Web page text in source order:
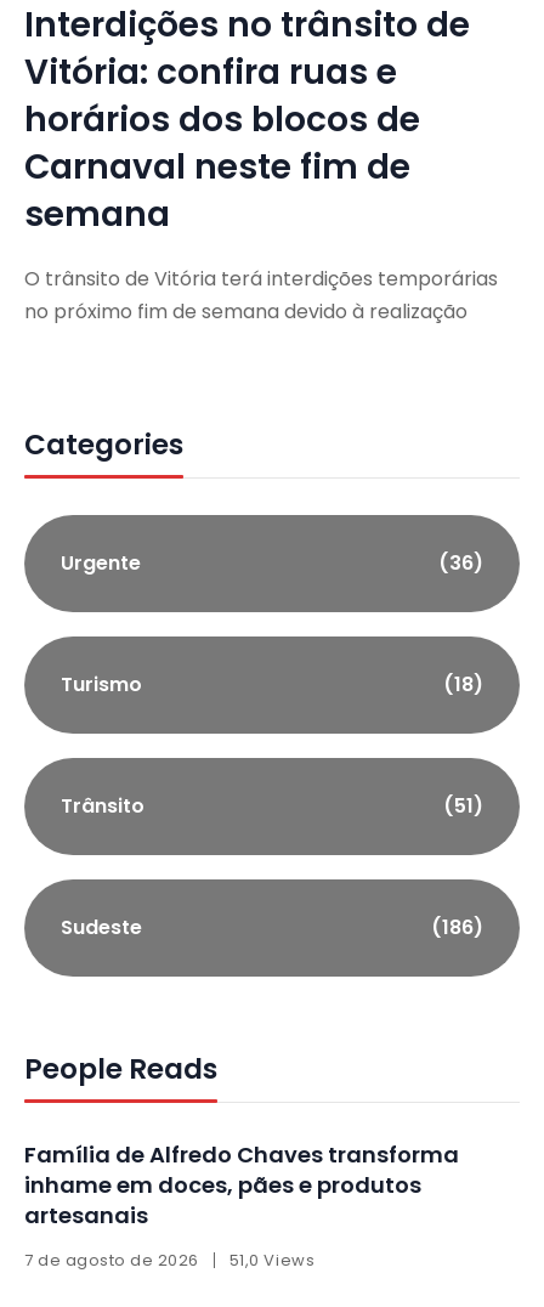
Interdições no trânsito de
Vitória: confira ruas e
horários dos blocos de
Carnaval neste fim de
semana
O trânsito de Vitória terá interdições temporárias
no próximo fim de semana devido à realização
Categories
Urgente (36)
Turismo (18)
Trânsito (51)
Sudeste (186)
People Reads
Família de Alfredo Chaves transforma
inhame em doces, pães e produtos
artesanais
7 de agosto de 2026 51,0 Views